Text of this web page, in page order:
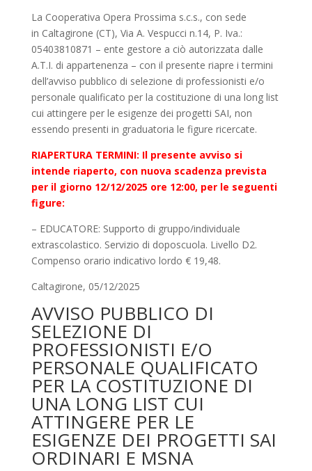
La Cooperativa Opera Prossima s.c.s., con sede
in Caltagirone (CT), Via A. Vespucci n.14, P. Iva.:
05403810871 – ente gestore a ciò autorizzata dalle
A.T.I. di appartenenza – con il presente riapre i termini
dell’avviso pubblico di selezione di professionisti e/o
personale qualificato per la costituzione di una long list
cui attingere per le esigenze dei progetti SAI, non
essendo presenti in graduatoria le figure ricercate.
RIAPERTURA TERMINI: Il presente avviso si
intende riaperto, con nuova scadenza prevista
per il giorno 12/12/2025 ore 12:00, per le seguenti
figure:
– EDUCATORE: Supporto di gruppo/individuale
extrascolastico. Servizio di doposcuola. Livello D2.
Compenso orario indicativo lordo € 19,48.
Caltagirone, 05/12/2025
AVVISO PUBBLICO DI
SELEZIONE DI
PROFESSIONISTI E/O
PERSONALE QUALIFICATO
PER LA COSTITUZIONE DI
UNA LONG LIST CUI
ATTINGERE PER LE
ESIGENZE DEI PROGETTI SAI
ORDINARI E MSNA